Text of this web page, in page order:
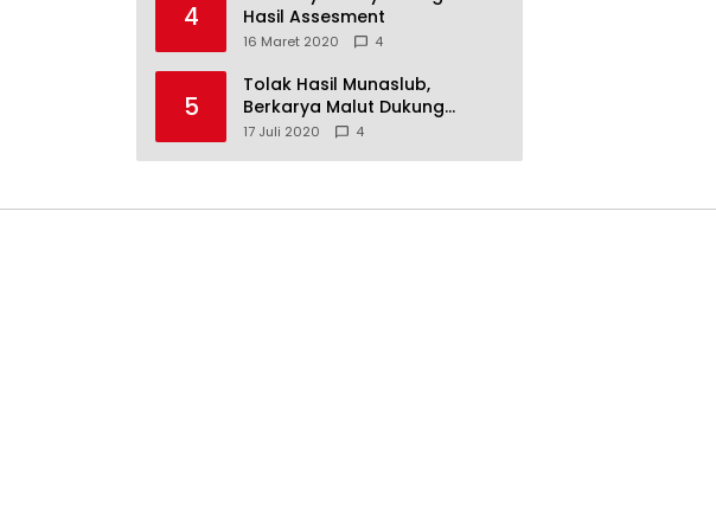
4
Hasil Assesment
16 Maret 2020 4
5
Tolak Hasil Munaslub,
Berkarya Malut Dukung
Tommy Soeharto
17 Juli 2020 4